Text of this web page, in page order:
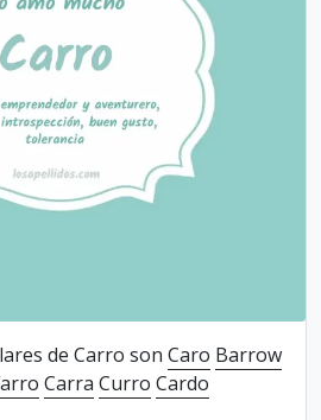
de Carro son Caro Barrow
Carra Curro Cardo